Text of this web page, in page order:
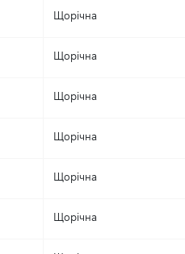
Щорічна
Щорічна
Щорічна
Щорічна
Щорічна
Щорічна